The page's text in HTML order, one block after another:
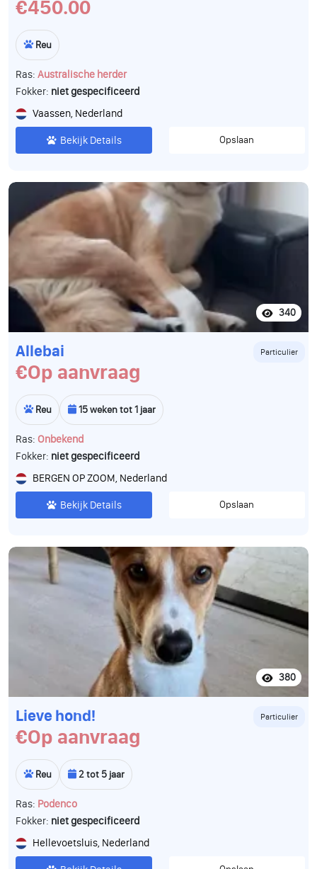
€450.00
Reu
Ras: Australische herder
Fokker: niet gespecificeerd
Vaassen, Nederland
Bekijk Details Opslaan
340
Allebai Particulier
€Op aanvraag
Reu 15 weken tot 1 jaar
Ras: Onbekend
Fokker: niet gespecificeerd
BERGEN OP ZOOM, Nederland
Bekijk Details Opslaan
380
Lieve hond! Particulier
€Op aanvraag
Reu 2 tot 5 jaar
Ras: Podenco
Fokker: niet gespecificeerd
Hellevoetsluis, Nederland